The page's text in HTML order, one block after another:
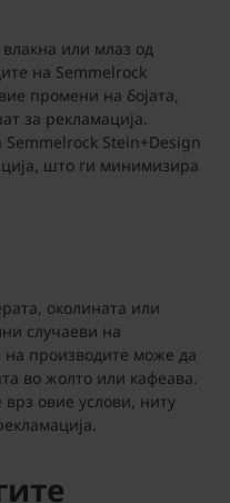
или млаз од
на Semmelrock
промени на бојата,
за рекламација.
Semmelrock Stein+Design
што ги минимизира
околината или
случаеви на
производите може да
во жолто или кафеава.
овие услови, ниту